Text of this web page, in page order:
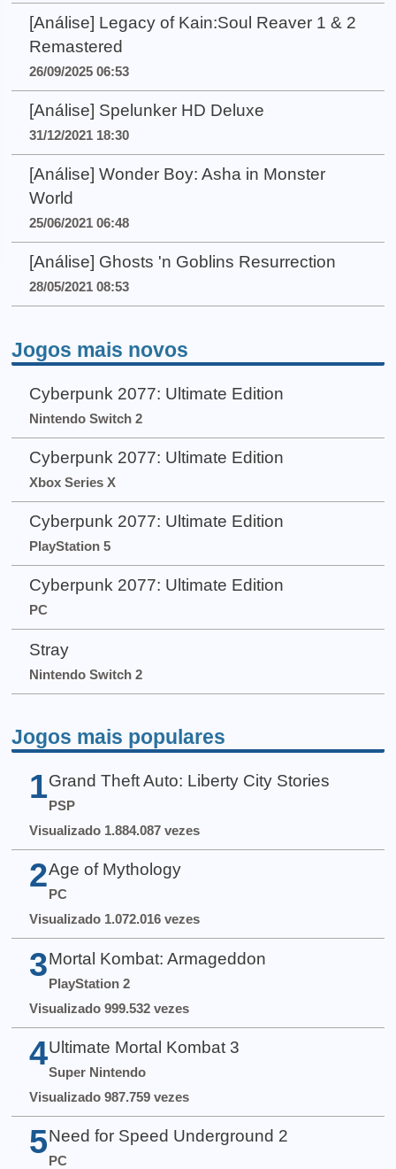
[Análise] Legacy of Kain:Soul Reaver 1 & 2
Remastered
26/09/2025 06:53
[Análise] Spelunker HD Deluxe
31/12/2021 18:30
[Análise] Wonder Boy: Asha in Monster
World
25/06/2021 06:48
[Análise] Ghosts 'n Goblins Resurrection
28/05/2021 08:53
Jogos mais novos
Cyberpunk 2077: Ultimate Edition
Nintendo Switch 2
Cyberpunk 2077: Ultimate Edition
Xbox Series X
Cyberpunk 2077: Ultimate Edition
PlayStation 5
Cyberpunk 2077: Ultimate Edition
PC
Stray
Nintendo Switch 2
Jogos mais populares
1 Grand Theft Auto: Liberty City Stories
PSP
Visualizado 1.884.087 vezes
2 Age of Mythology
PC
Visualizado 1.072.016 vezes
3 Mortal Kombat: Armageddon
PlayStation 2
Visualizado 999.532 vezes
4 Ultimate Mortal Kombat 3
Super Nintendo
Visualizado 987.759 vezes
5 Need for Speed Underground 2
PC